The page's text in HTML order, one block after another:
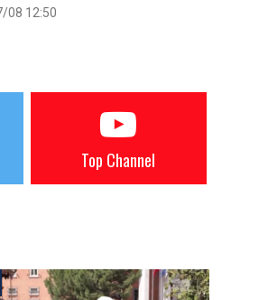
08 12:50
Top Channel